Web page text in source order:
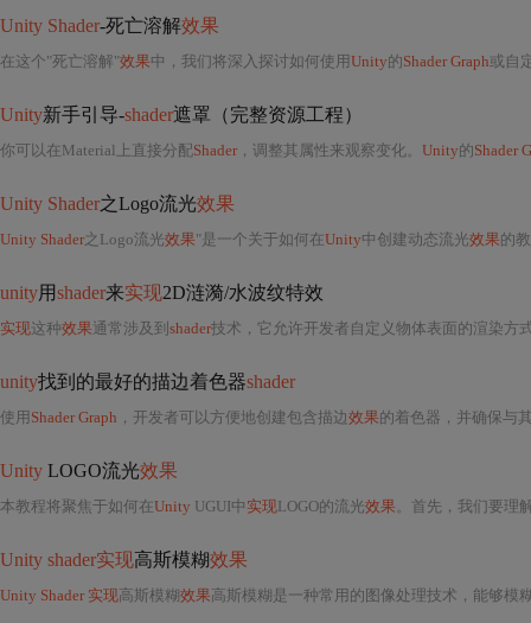
Unity Shader-死亡溶解效果
在这个"死亡溶解"效果中，我们将深入探讨如何使用Unity的Shader Graph或自
Unity新手引导-shader遮罩（完整资源工程）
你可以在Material上直接分配Shader ，调整其属性来观察变化。 Unity的Shader
Unity Shader之Logo流光效果
Unity Shader之Logo流光效果"是一个关于如何在Unity中创建动态流光效果的
unity用shader来实现2D涟漪/水波纹特效
实现这种效果 通常涉及到 shader技术，它允许开发者自定义物体表面的渲染方
unity找到的最好的描边着色器shader
使用 Shader Graph ，开发者可以方便地创建包含描边效果的着色器，并确保与
Unity LOGO流光效果
本教程将聚焦于如何在Unity UGUI中 实现LOGO的流光效果。首先，我们要理
Unity shader实现高斯模糊效果
Unity Shader 实现高斯模糊效果高斯模糊是一种常用的图像处理技术，能够模